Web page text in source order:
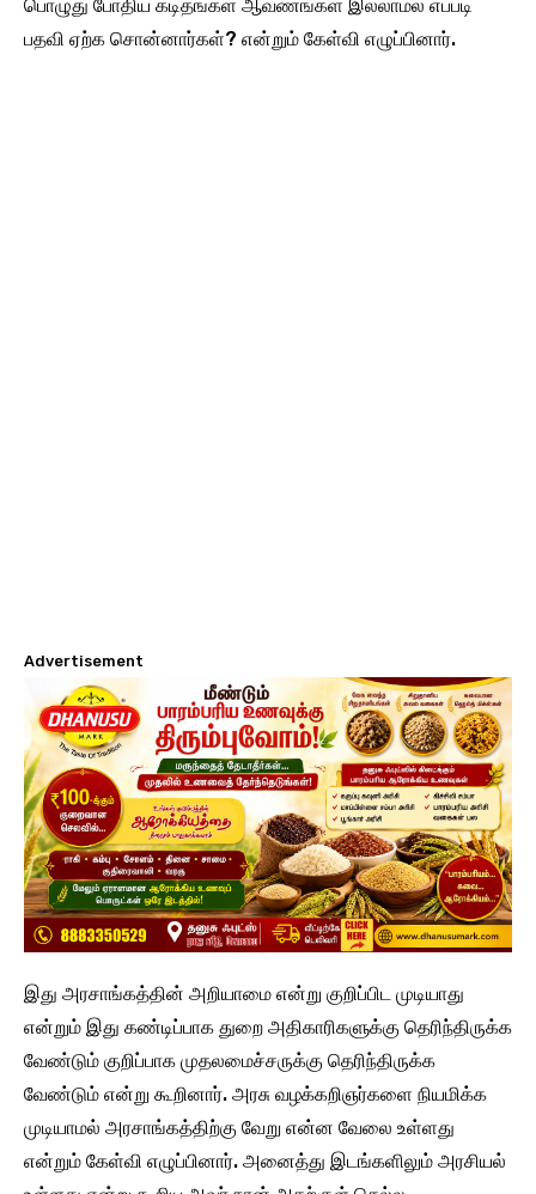
பொழுது போதிய கடிதங்கள் ஆவணங்கள் இல்லாமல் எப்படி
பதவி ஏற்க சொன்னார்கள்? என்றும் கேள்வி எழுப்பினார்.
Advertisement
இது அரசாங்கத்தின் அறியாமை என்று குறிப்பிட முடியாது
என்றும் இது கண்டிப்பாக துறை அதிகாரிகளுக்கு தெரிந்திருக்க
வேண்டும் குறிப்பாக முதலமைச்சருக்கு தெரிந்திருக்க
வேண்டும் என்று கூறினார். அரசு வழக்கறிஞர்களை நியமிக்க
முடியாமல் அரசாங்கத்திற்கு வேறு என்ன வேலை உள்ளது
என்றும் கேள்வி எழுப்பினார். அனைத்து இடங்களிலும் அரசியல்